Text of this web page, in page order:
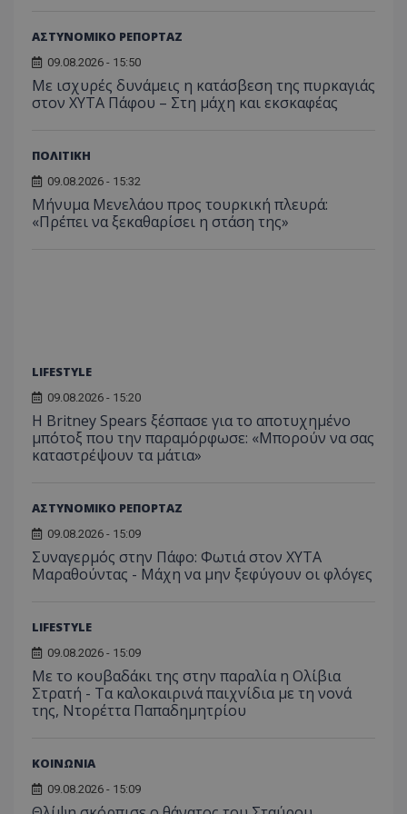
ΑΣΤΥΝΟΜΙΚΟ ΡΕΠΟΡΤΑΖ
09.08.2026 - 15:50
Με ισχυρές δυνάμεις η κατάσβεση της πυρκαγιάς
στον ΧΥΤΑ Πάφου – Στη μάχη και εκσκαφέας
ΠΟΛΙΤΙΚΗ
09.08.2026 - 15:32
Μήνυμα Μενελάου προς τουρκική πλευρά:
«Πρέπει να ξεκαθαρίσει η στάση της»
LIFESTYLE
09.08.2026 - 15:20
Η Britney Spears ξέσπασε για το αποτυχημένο
μπότοξ που την παραμόρφωσε: «Μπορούν να σας
καταστρέψουν τα μάτια»
ΑΣΤΥΝΟΜΙΚΟ ΡΕΠΟΡΤΑΖ
09.08.2026 - 15:09
Συναγερμός στην Πάφο: Φωτιά στον ΧΥΤΑ
Μαραθούντας - Μάχη να μην ξεφύγουν οι φλόγες
LIFESTYLE
09.08.2026 - 15:09
Με το κουβαδάκι της στην παραλία η Ολίβια
Στρατή - Τα καλοκαιρινά παιχνίδια με τη νονά
της, Ντορέττα Παπαδημητρίου
ΚΟΙΝΩΝΙΑ
09.08.2026 - 15:09
VISITOR_PRIVACY_METADATA
__cf_bm